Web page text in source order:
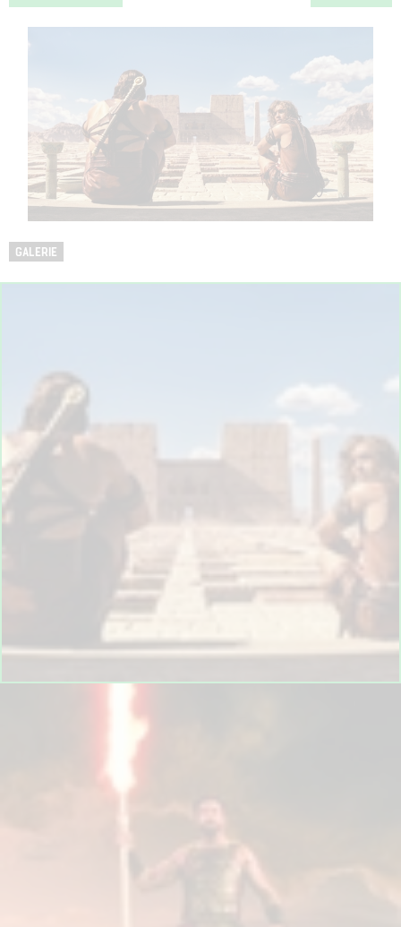
GALERIE